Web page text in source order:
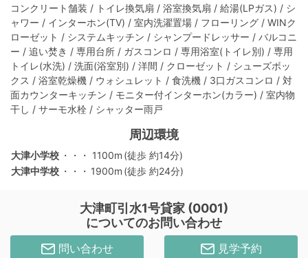
コンクリート舗装 / トイレ換気扇 / 浴室換気扇 / 給湯(LPガス) / シ
ャワー / インターホン(TV) / 室内洗濯置場 / フローリング / WINク
ローゼット / システムキッチン / シャンプードレッサー / バルコニ
ー / 追い焚き / 専用台所 / ガスコンロ / 専用浴室(トイレ別) / 専用
トイレ(水洗) / 洗面(浴室別) / 洋間 / クローゼット / シューズボッ
クス / 浴室乾燥機 / ウォシュレット / 食洗機 / 3口ガスコンロ / 対
面カウンターキッチン / モニター付インターホン(カラー) / 室内物
干し / サーモ水栓 / シャッター雨戸
周辺環境
大津小学校 ・・・ 1100m (徒歩 約14分)
大津中学校 ・・・ 1900m (徒歩 約24分)
大津町引水1号貸家 (0001)
についてのお問い合わせ
問い合わせ 見学予約